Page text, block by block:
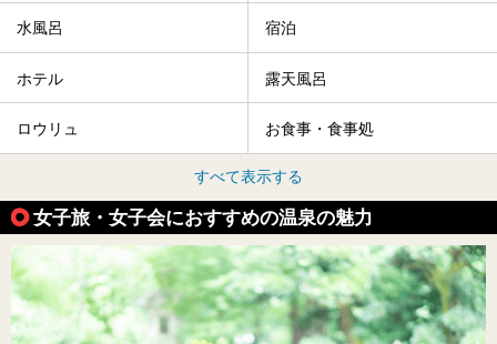
水風呂 宿泊
ホテル 露天風呂
ロウリュ お食事・食事処
すべて表示する
女子旅・女子会におすすめの温泉の魅力